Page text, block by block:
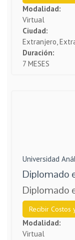
Modalidad:
Virtual
Ciudad:
Extranjero,
Duración:
7 MESES
Universidad
Diplomado
Diplomado
Recibir Costos
Modalidad:
Virtual